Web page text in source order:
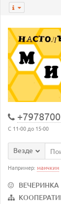
С 11-00 до 15-00
Везде
Например: манчкин
ВЕЧЕРИНКА